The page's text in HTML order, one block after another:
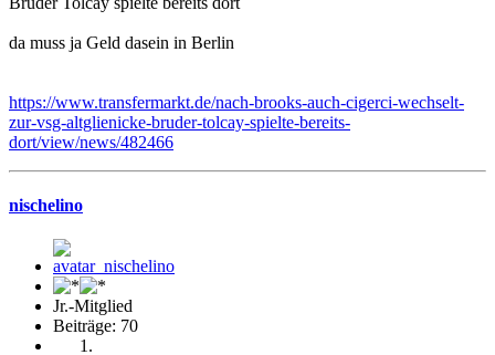
da muss ja Geld dasein in Berlin
https://www.transfermarkt.de/nach-brooks-auch-cigerci-wechselt-
zur-vsg-altglienicke-bruder-tolcay-spielte-bereits-
dort/view/news/482466
nischelino
Jr.-Mitglied
Beiträge: 70